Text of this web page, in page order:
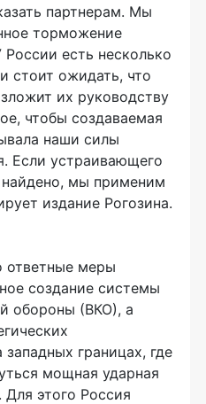
партнерам. Мы
торможение
есть несколько
стоит ожидать, что
их руководству
чтобы создаваемая
наши силы
Если устраивающего
найдено, мы применим
издание Рогозина.
ответные меры
создание системы
обороны (ВКО), а
границах, где
мощная ударная
Для этого Россия